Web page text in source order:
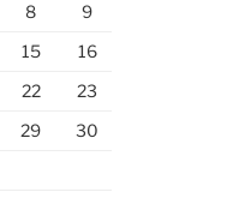
8
9
15
16
22
23
29
30